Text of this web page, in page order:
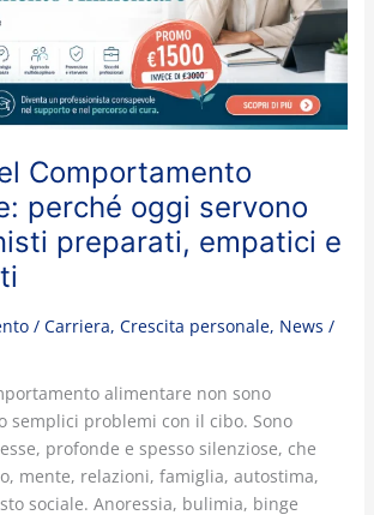
Comportamento
perché oggi servono
preparati, empatici e
/ Carriera, Crescita personale, News /
alimentare non sono
semplici problemi con il cibo. Sono
profonde e spesso silenziose, che
mente, relazioni, famiglia, autostima,
sociale. Anoressia, bulimia, binge